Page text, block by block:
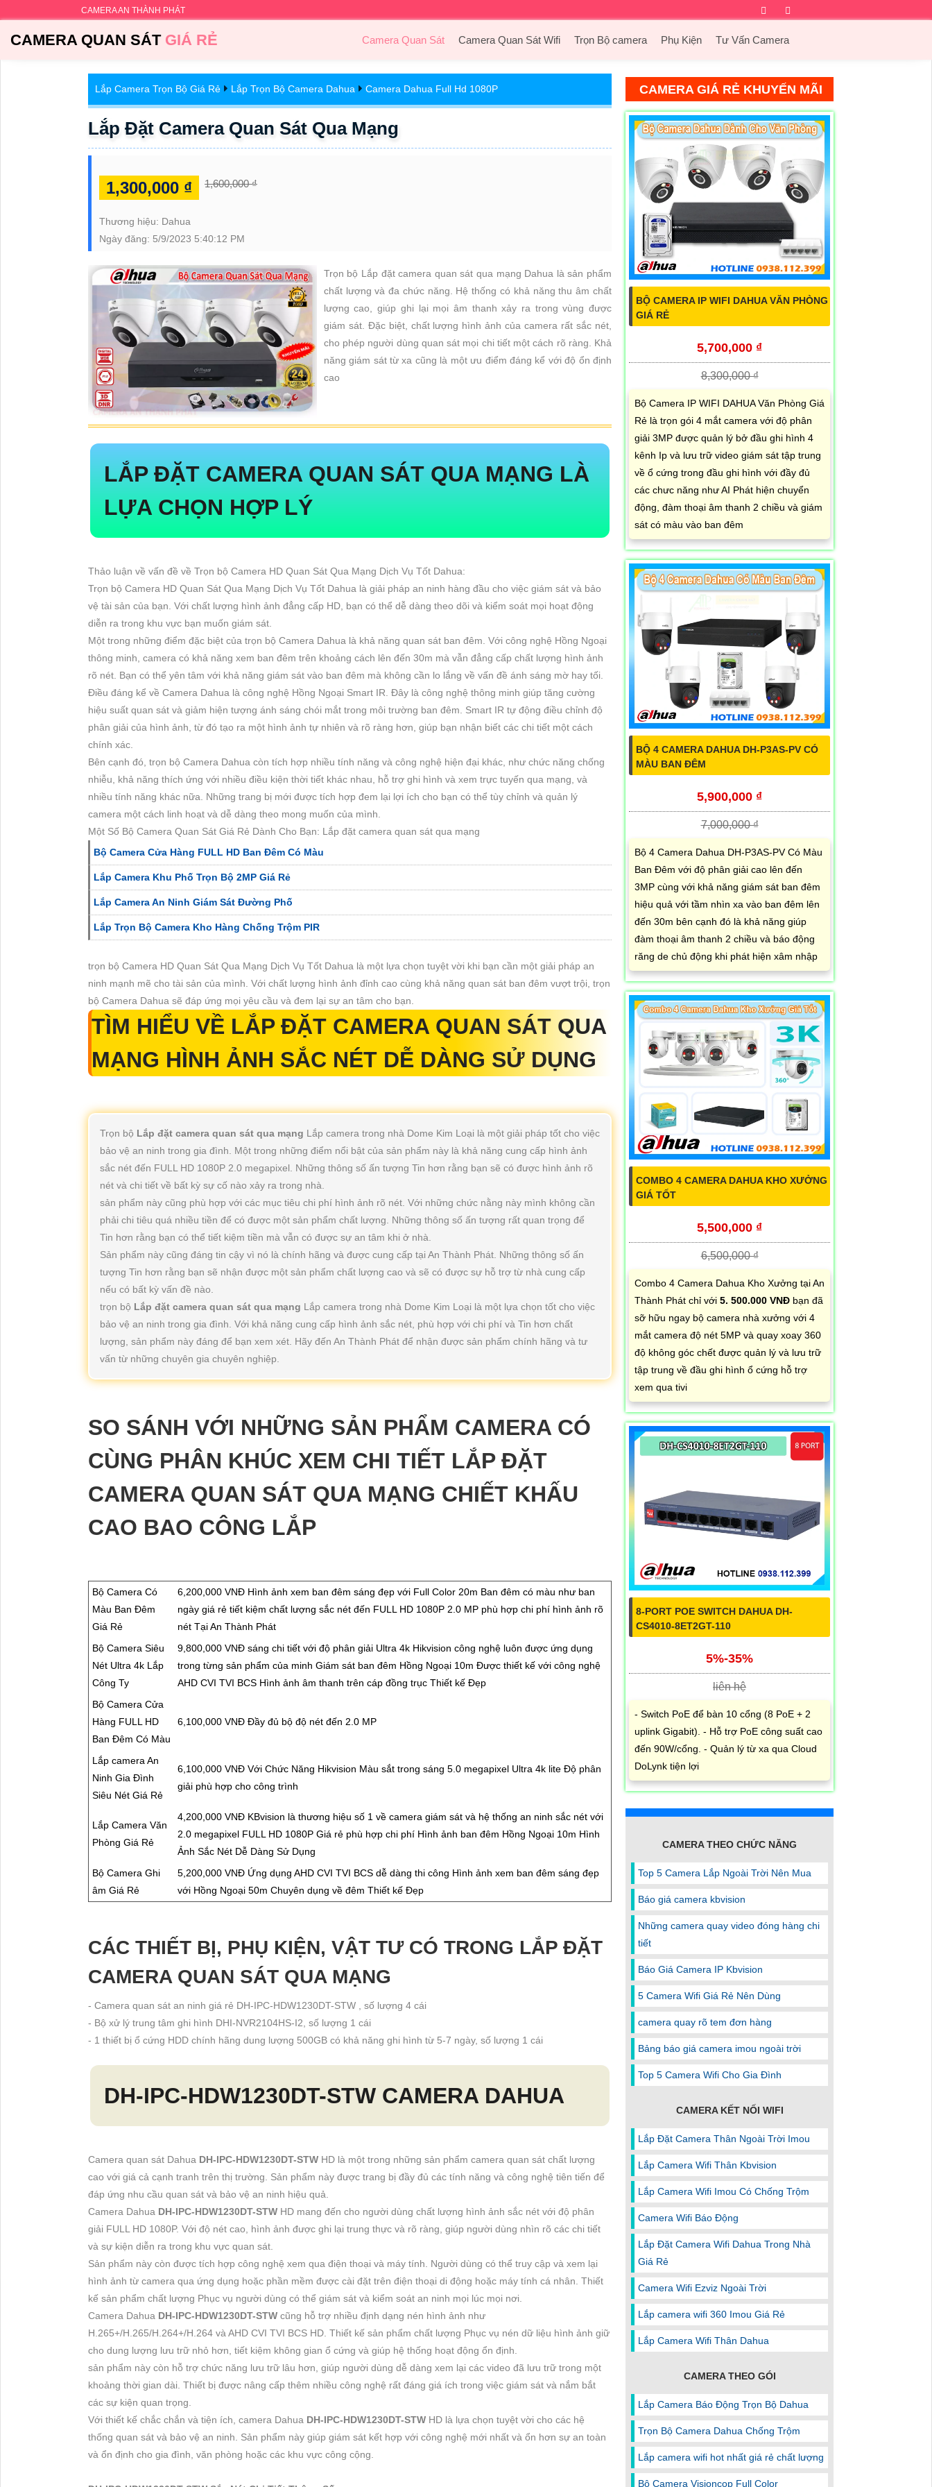
CAMERA AN THÀNH PHÁT Facebook
CAMERA QUAN SÁTGIÁ RẺ Camera Quan Sát Camera Quan Sát Wifi Trọn Bộ camera Phụ Kiện Tư Vấn Camera
Lắp Camera Trọn Bộ Giá Rẻ Lắp Trọn Bộ Camera Dahua Camera Dahua Full Hd 1080P
Lắp Đặt Camera Quan Sát Qua Mạng
1,300,000 ₫ 1,600,000 ₫
Thương hiệu: Dahua
Ngày đăng: 5/9/2023 5:40:12 PM
Trọn bộ Lắp đặt camera quan sát qua mạng Dahua là sản phẩm
chất lượng và đa chức năng. Hệ thống có khả năng thu âm chất
lượng cao, giúp ghi lại mọi âm thanh xảy ra trong vùng được
giám sát. Đặc biệt, chất lượng hình ảnh của camera rất sắc nét,
cho phép người dùng quan sát mọi chi tiết một cách rõ ràng. Khả
năng giám sát từ xa cũng là một ưu điểm đáng kể với độ ổn định
cao
LẮP ĐẶT CAMERA QUAN SÁT QUA MẠNG LÀ
LỰA CHỌN HỢP LÝ
Thảo luận về vấn đề về Trọn bộ Camera HD Quan Sát Qua Mạng Dịch Vụ Tốt Dahua:
Trọn bộ Camera HD Quan Sát Qua Mạng Dịch Vụ Tốt Dahua là giải pháp an ninh hàng đầu cho việc giám sát và bảo
vệ tài sản của bạn. Với chất lượng hình ảnh đẳng cấp HD, bạn có thể dễ dàng theo dõi và kiểm soát mọi hoạt động
diễn ra trong khu vực bạn muốn giám sát.
Một trong những điểm đặc biệt của trọn bộ Camera Dahua là khả năng quan sát ban đêm. Với công nghệ Hồng Ngoại
thông minh, camera có khả năng xem ban đêm trên khoảng cách lên đến 30m mà vẫn đẳng cấp chất lượng hình ảnh
rõ nét. Bạn có thể yên tâm với khả năng giám sát vào ban đêm mà không cần lo lắng về vấn đề ánh sáng mờ hay tối.
Điều đáng kể về Camera Dahua là công nghệ Hồng Ngoại Smart IR. Đây là công nghệ thông minh giúp tăng cường
hiệu suất quan sát và giảm hiện tượng ánh sáng chói mắt trong môi trường ban đêm. Smart IR tự động điều chỉnh độ
phân giải của hình ảnh, từ đó tạo ra một hình ảnh tự nhiên và rõ ràng hơn, giúp bạn nhận biết các chi tiết một cách
chính xác.
Bên cạnh đó, trọn bộ Camera Dahua còn tích hợp nhiều tính năng và công nghệ hiện đại khác, như chức năng chống
nhiễu, khả năng thích ứng với nhiều điều kiện thời tiết khác nhau, hỗ trợ ghi hình và xem trực tuyến qua mạng, và
nhiều tính năng khác nữa. Những trang bị mới được tích hợp đem lại lợi ích cho bạn có thể tùy chỉnh và quản lý
camera một cách linh hoạt và dễ dàng theo mong muốn của mình.
Một Số Bộ Camera Quan Sát Giá Rẻ Dành Cho Bạn: Lắp đặt camera quan sát qua mạng
Bộ Camera Cửa Hàng FULL HD Ban Đêm Có Màu
Lắp Camera Khu Phố Trọn Bộ 2MP Giá Rẻ
Lắp Camera An Ninh Giám Sát Đường Phố
Lắp Trọn Bộ Camera Kho Hàng Chống Trộm PIR
trọn bộ Camera HD Quan Sát Qua Mạng Dịch Vụ Tốt Dahua là một lựa chọn tuyệt vời khi bạn cần một giải pháp an
ninh mạnh mẽ cho tài sản của mình. Với chất lượng hình ảnh đỉnh cao cùng khả năng quan sát ban đêm vượt trội, trọn
bộ Camera Dahua sẽ đáp ứng mọi yêu cầu và đem lại sự an tâm cho bạn.
TÌM HIỂU VỀ LẮP ĐẶT CAMERA QUAN SÁT QUA
MẠNG HÌNH ẢNH SẮC NÉT DỄ DÀNG SỬ DỤNG
Trọn bộ Lắp đặt camera quan sát qua mạng Lắp camera trong nhà Dome Kim Loại là một giải pháp tốt cho việc
bảo vệ an ninh trong gia đình. Một trong những điểm nổi bật của sản phẩm này là khả năng cung cấp hình ảnh
sắc nét đến FULL HD 1080P 2.0 megapixel. Những thông số ấn tượng Tin hơn rằng bạn sẽ có được hình ảnh rõ
nét và chi tiết về bất kỳ sự cố nào xảy ra trong nhà.
sản phẩm này cũng phù hợp với các mục tiêu chi phí hình ảnh rõ nét. Với những chức nằng này mình không cần
phải chi tiêu quá nhiều tiền để có được một sản phẩm chất lượng. Những thông số ấn tượng rất quan trọng để
Tin hơn rằng bạn có thể tiết kiệm tiền mà vẫn có được sự an tâm khi ở nhà.
Sản phẩm này cũng đáng tin cậy vì nó là chính hãng và được cung cấp tại An Thành Phát. Những thông số ấn
tượng Tin hơn rằng bạn sẽ nhận được một sản phẩm chất lượng cao và sẽ có được sự hỗ trợ từ nhà cung cấp
nếu có bất kỳ vấn đề nào.
trọn bộ Lắp đặt camera quan sát qua mạng Lắp camera trong nhà Dome Kim Loại là một lựa chọn tốt cho việc
bảo vệ an ninh trong gia đình. Với khả năng cung cấp hình ảnh sắc nét, phù hợp với chi phí và Tin hơn chất
lượng, sản phẩm này đáng để bạn xem xét. Hãy đến An Thành Phát để nhận được sản phẩm chính hãng và tư
vấn từ những chuyên gia chuyên nghiệp.
SO SÁNH VỚI NHỮNG SẢN PHẨM CAMERA CÓ
CÙNG PHÂN KHÚC XEM CHI TIẾT LẮP ĐẶT
CAMERA QUAN SÁT QUA MẠNG CHIẾT KHẤU
CAO BAO CÔNG LẮP
Bộ Camera Có
Màu Ban Đêm
Giá Rẻ
6,200,000 VNĐ Hình ảnh xem ban đêm sáng đẹp với Full Color 20m Ban đêm có màu như ban
ngày giá rẻ tiết kiệm chất lượng sắc nét đến FULL HD 1080P 2.0 MP phù hợp chi phí hình ảnh rõ
nét Tại An Thành Phát
Bộ Camera Siêu
Nét Ultra 4k Lắp
Công Ty
9,800,000 VNĐ sáng chi tiết với độ phân giải Ultra 4k Hikvision công nghệ luôn được ứng dụng
trong từng sản phẩm của minh Giám sát ban đêm Hồng Ngoại 10m Được thiết kế với công nghệ
AHD CVI TVI BCS Hình ảnh âm thanh trên cáp đồng trục Thiết kế Đẹp
Bộ Camera Cửa
Hàng FULL HD
Ban Đêm Có Màu
6,100,000 VNĐ Đầy đủ bộ độ nét đến 2.0 MP
Lắp camera An
Ninh Gia Đình
Siêu Nét Giá Rẻ
6,100,000 VNĐ Với Chức Năng Hikvision Màu sắt trong sáng 5.0 megapixel Ultra 4k lite Độ phân
giải phù hợp cho công trình
Lắp Camera Văn
Phòng Giá Rẻ
4,200,000 VNĐ KBvision là thương hiệu số 1 về camera giám sát và hệ thống an ninh sắc nét với
2.0 megapixel FULL HD 1080P Giá rẻ phù hợp chi phí Hình ảnh ban đêm Hồng Ngoại 10m Hình
Ảnh Sắc Nét Dễ Dàng Sử Dụng
Bộ Camera Ghi
âm Giá Rẻ
5,200,000 VNĐ Ứng dụng AHD CVI TVI BCS dễ dàng thi công Hình ảnh xem ban đêm sáng đẹp
với Hồng Ngoại 50m Chuyên dụng về đêm Thiết kế Đẹp
CÁC THIẾT BỊ, PHỤ KIỆN, VẬT TƯ CÓ TRONG LẮP ĐẶT
CAMERA QUAN SÁT QUA MẠNG
- Camera quan sát an ninh giá rẻ DH-IPC-HDW1230DT-STW , số lượng 4 cái
- Bộ xử lý trung tâm ghi hình DHI-NVR2104HS-I2, số lượng 1 cái
- 1 thiết bị ổ cứng HDD chính hãng dung lượng 500GB có khả năng ghi hình từ 5-7 ngày, số lượng 1 cái
DH-IPC-HDW1230DT-STW CAMERA DAHUA
Camera quan sát Dahua DH-IPC-HDW1230DT-STW HD là một trong những sản phẩm camera quan sát chất lượng
cao với giá cả cạnh tranh trên thị trường. Sản phẩm này được trang bị đầy đủ các tính năng và công nghệ tiên tiến để
đáp ứng nhu cầu quan sát và bảo vệ an ninh hiệu quả.
Camera Dahua DH-IPC-HDW1230DT-STW HD mang đến cho người dùng chất lượng hình ảnh sắc nét với độ phân
giải FULL HD 1080P. Với độ nét cao, hình ảnh được ghi lại trung thực và rõ ràng, giúp người dùng nhìn rõ các chi tiết
và sự kiện diễn ra trong khu vực quan sát.
Sản phẩm này còn được tích hợp công nghệ xem qua điện thoại và máy tính. Người dùng có thể truy cập và xem lại
hình ảnh từ camera qua ứng dụng hoặc phần mềm được cài đặt trên điện thoại di động hoặc máy tính cá nhân. Thiết
kế sản phẩm chất lượng Phục vụ người dùng có thể giám sát và kiểm soát an ninh mọi lúc mọi nơi.
Camera Dahua DH-IPC-HDW1230DT-STW cũng hỗ trợ nhiều định dạng nén hình ảnh như
H.265+/H.265/H.264+/H.264 và AHD CVI TVI BCS HD. Thiết kế sản phẩm chất lượng Phục vụ nén dữ liệu hình ảnh giữ
cho dung lượng lưu trữ nhỏ hơn, tiết kiệm không gian ổ cứng và giúp hệ thống hoạt động ổn định.
sản phẩm này còn hỗ trợ chức năng lưu trữ lâu hơn, giúp người dùng dễ dàng xem lại các video đã lưu trữ trong một
khoảng thời gian dài. Thiết bị được nâng cấp thêm nhiều công nghệ rất đáng giá ích trong việc giám sát và nắm bắt
các sự kiện quan trọng.
Với thiết kế chắc chắn và tiện ích, camera Dahua DH-IPC-HDW1230DT-STW HD là lựa chọn tuyệt vời cho các hệ
thống quan sát và bảo vệ an ninh. Sản phẩm này giúp giám sát kết hợp với công nghệ mới nhất và ổn hơn sự an toàn
và ổn định cho gia đình, văn phòng hoặc các khu vực công cộng.
CAMERA GIÁ RẺ KHUYẾN MÃI
BỘ CAMERA IP WIFI DAHUA VĂN PHÒNG
GIÁ RẺ
5,700,000 ₫
8,300,000 ₫
Bộ Camera IP WIFI DAHUA Văn Phòng Giá
Rẻ là trọn gói 4 mắt camera với độ phân
giải 3MP được quản lý bở đầu ghi hình 4
kênh Ip và lưu trữ video giám sát tập trung
về ổ cứng trong đầu ghi hình với đầy đủ
các chưc năng như AI Phát hiện chuyển
động, đàm thoại âm thanh 2 chiều và giám
sát có màu vào ban đêm
BỘ 4 CAMERA DAHUA DH-P3AS-PV CÓ
MÀU BAN ĐÊM
5,900,000 ₫
7,000,000 ₫
Bộ 4 Camera Dahua DH-P3AS-PV Có Màu
Ban Đêm với độ phân giải cao lên đến
3MP cùng với khả năng giám sát ban đêm
hiệu quả với tầm nhìn xa vào ban đêm lên
đến 30m bên cạnh đó là khả năng giúp
đàm thoại âm thanh 2 chiều và báo động
răng de chủ động khi phát hiện xâm nhập
COMBO 4 CAMERA DAHUA KHO XƯỞNG
GIÁ TỐT
5,500,000 ₫
6,500,000 ₫
Combo 4 Camera Dahua Kho Xưởng tại An
Thành Phát chỉ với 5. 500.000 VNĐ bạn đã
sỡ hữu ngay bộ camera nhà xưởng với 4
mắt camera độ nét 5MP và quay xoay 360
độ không góc chết được quản lý và lưu trữ
tập trung về đầu ghi hình ổ cứng hỗ trợ
xem qua tivi
8-PORT POE SWITCH DAHUA DH-
CS4010-8ET2GT-110
5%-35%
liên hệ
- Switch PoE để bàn 10 cổng (8 PoE + 2
uplink Gigabit). - Hỗ trợ PoE công suất cao
đến 90W/cổng. - Quản lý từ xa qua Cloud
DoLynk tiện lợi
CAMERA THEO CHỨC NĂNG
Top 5 Camera Lắp Ngoài Trời Nên Mua
Báo giá camera kbvision
Những camera quay video đóng hàng chi
tiết
Báo Giá Camera IP Kbvision
5 Camera Wifi Giá Rẻ Nên Dùng
camera quay rõ tem đơn hàng
Bảng báo giá camera imou ngoài trời
Top 5 Camera Wifi Cho Gia Đình
CAMERA KẾT NỐI WIFI
Lắp Đặt Camera Thân Ngoài Trời Imou
Lắp Camera Wifi Thân Kbvision
Lắp Camera Wifi Imou Có Chống Trộm
Camera Wifi Báo Động
Lắp Đặt Camera Wifi Dahua Trong Nhà
Giá Rẻ
Camera Wifi Ezviz Ngoài Trời
Lắp camera wifi 360 Imou Giá Rẻ
Lắp Camera Wifi Thân Dahua
CAMERA THEO GÓI
Lắp Camera Báo Động Trọn Bộ Dahua
Trọn Bộ Camera Dahua Chống Trộm
Lắp camera wifi hot nhất giá rẻ chất lượng
Bộ Camera Visioncop Full Color